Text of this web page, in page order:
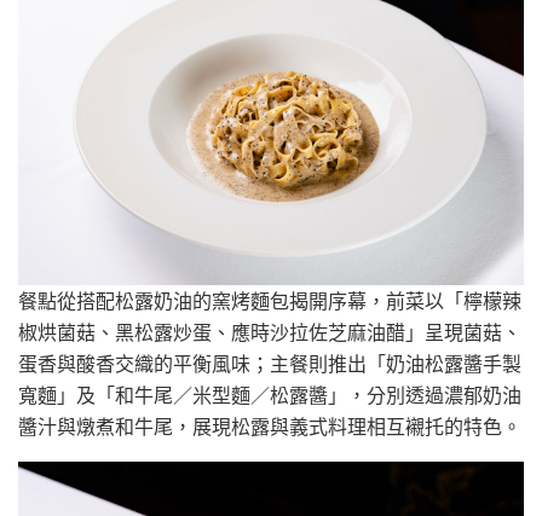
餐點從搭配松露奶油的窯烤麵包揭開序幕，前菜以「檸檬辣
椒烘菌菇、黑松露炒蛋、應時沙拉佐芝麻油醋」呈現菌菇、
蛋香與酸香交織的平衡風味；主餐則推出「奶油松露醬手製
寬麵」及「和牛尾／米型麵／松露醬」，分別透過濃郁奶油
醬汁與燉煮和牛尾，展現松露與義式料理相互襯托的特色。